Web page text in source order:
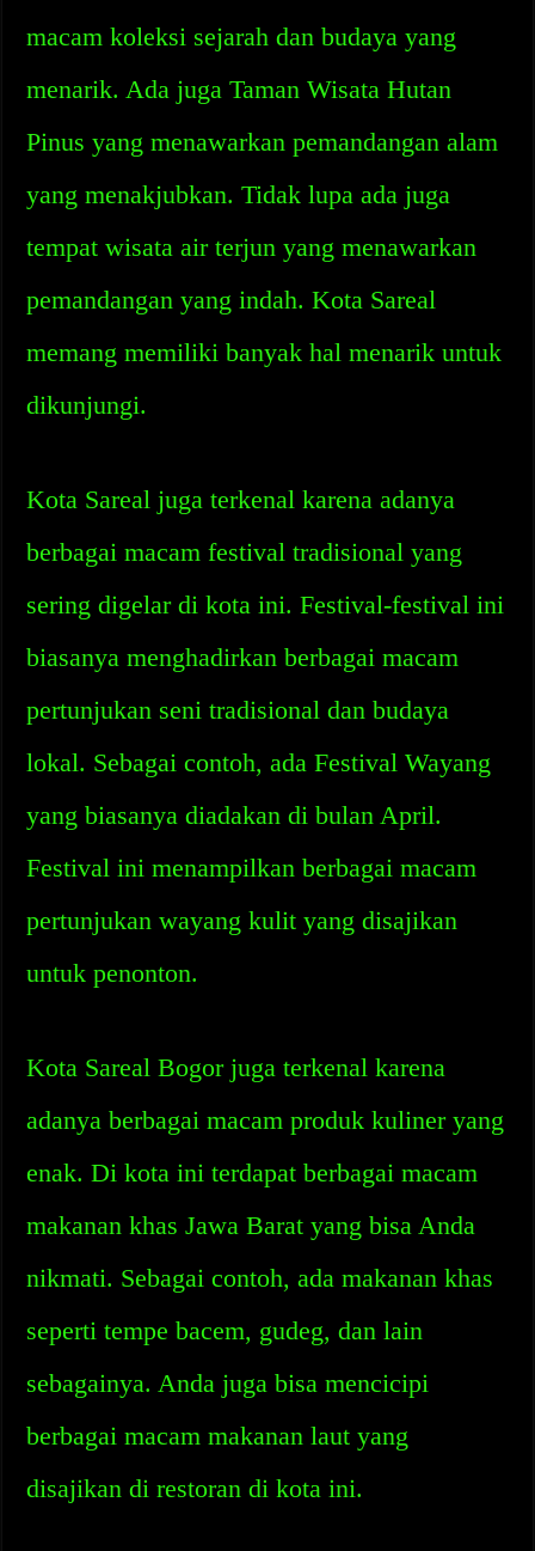
macam koleksi sejarah dan budaya yang
menarik. Ada juga Taman Wisata Hutan
Pinus yang menawarkan pemandangan alam
yang menakjubkan. Tidak lupa ada juga
tempat wisata air terjun yang menawarkan
pemandangan yang indah. Kota Sareal
memang memiliki banyak hal menarik untuk
dikunjungi.
Kota Sareal juga terkenal karena adanya
berbagai macam festival tradisional yang
sering digelar di kota ini. Festival-festival ini
biasanya menghadirkan berbagai macam
pertunjukan seni tradisional dan budaya
lokal. Sebagai contoh, ada Festival Wayang
yang biasanya diadakan di bulan April.
Festival ini menampilkan berbagai macam
pertunjukan wayang kulit yang disajikan
untuk penonton.
Kota Sareal Bogor juga terkenal karena
adanya berbagai macam produk kuliner yang
enak. Di kota ini terdapat berbagai macam
makanan khas Jawa Barat yang bisa Anda
nikmati. Sebagai contoh, ada makanan khas
seperti tempe bacem, gudeg, dan lain
sebagainya. Anda juga bisa mencicipi
berbagai macam makanan laut yang
disajikan di restoran di kota ini.